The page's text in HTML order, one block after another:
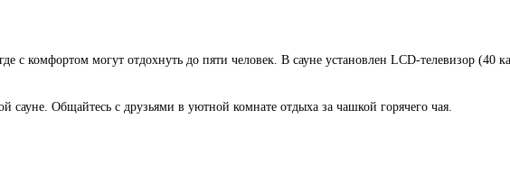
с комфортом могут отдохнуть до пяти человек. В сауне установлен LCD-телевизор (40
сауне. Общайтесь с друзьями в уютной комнате отдыха за чашкой горячего чая.